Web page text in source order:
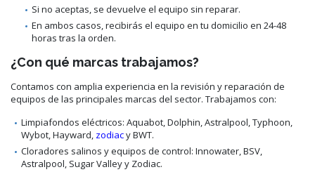
Si no aceptas, se devuelve el equipo sin reparar.
En ambos casos, recibirás el equipo en tu domicilio en 24-48
horas tras la orden.
¿Con qué marcas trabajamos?
Contamos con amplia experiencia en la revisión y reparación de
equipos de las principales marcas del sector. Trabajamos con:
Limpiafondos eléctricos: Aquabot, Dolphin, Astralpool, Typhoon,
Wybot, Hayward, zodiacy BWT.
Cloradores salinos y equipos de control: Innowater, BSV,
Astralpool, Sugar Valley y Zodiac.